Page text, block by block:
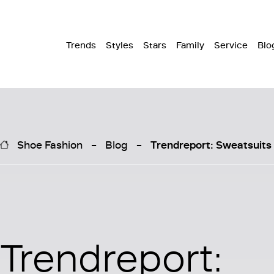
Trends Styles Stars Family Service
Shoe Fashion Blog Trendreport: Sweatsuits
Trendreport: